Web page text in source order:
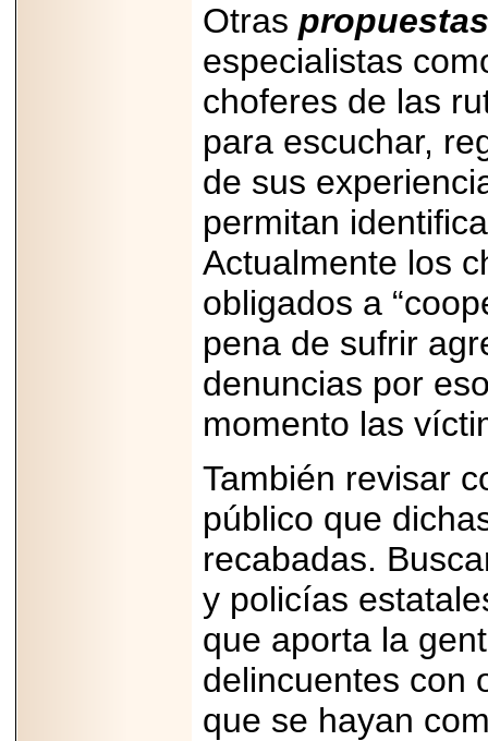
Otras
especialistas
choferes de las
para escuchar,
de sus
permitan
Actualmente los
obligados a
pena de sufrir
denuncias por
momento las
También revisar
público que
recabadas.
y policías
que aporta la
delincuentes con
que se hayan